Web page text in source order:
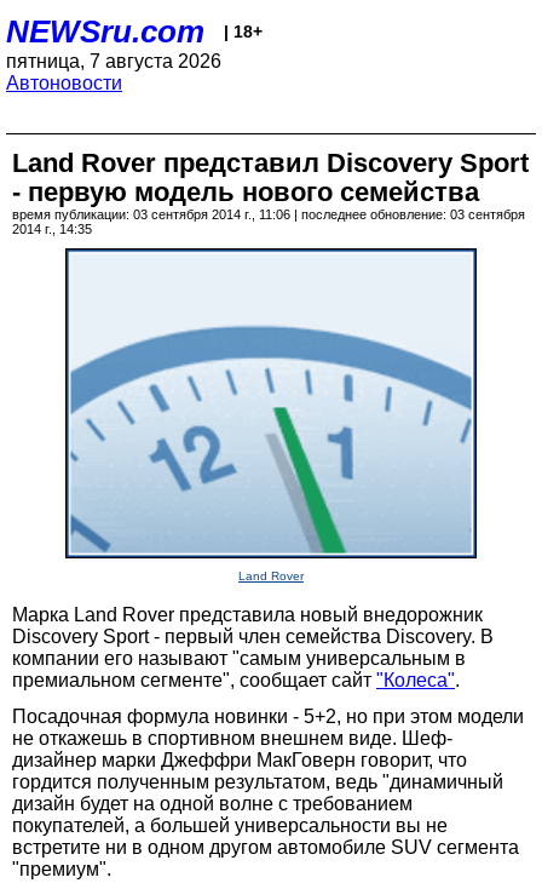
NEWSru.com | 18+
пятница, 7 августа 2026
Автоновости
Land Rover представил Discovery Sport
- первую модель нового семейства
время публикации: 03 сентября 2014 г., 11:06 | последнее обновление: 03 сентября
2014 г., 14:35
Land Rover
Марка Land Rover представила новый внедорожник
Discovery Sport - первый член семейства Discovery. В
компании его называют "самым универсальным в
премиальном сегменте", сообщает сайт "Колеса".
Посадочная формула новинки - 5+2, но при этом модели
не откажешь в спортивном внешнем виде. Шеф-
дизайнер марки Джеффри МакГоверн говорит, что
гордится полученным результатом, ведь "динамичный
дизайн будет на одной волне с требованием
покупателей, а большей универсальности вы не
встретите ни в одном другом автомобиле SUV сегмента
"премиум".